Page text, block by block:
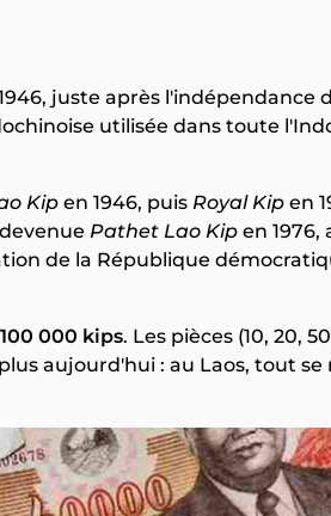
juste après l'indépendance
utilisée dans toute
Kip en 1946, puis Royal Kip en
Pathet Lao Kip en 1976,
de la République
000 kips. Les pièces (10, 20,
aujourd'hui : au Laos, tout se